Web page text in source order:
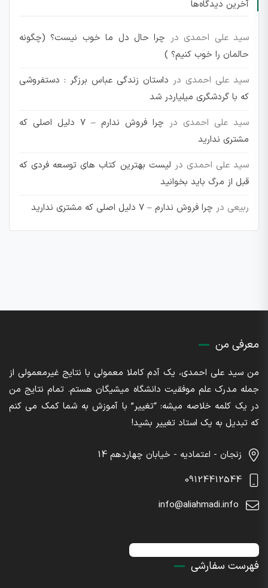
آخرین دیدگاه‌ها
سید علی احمدی در چرا حال دل ما خوب نیست؟ (چگونه
حالمان را خوب کنیم؟ )
سید علی احمدی در داستان زندگی عباس برزگر : دستفروشی
که با گردشگری میلیاردر شد
سید علی احمدی در
چرا فروش ندارم – 7 دلیل اصلی که
مشتری ندارید
سید علی احمدی در لیست بهترین کتاب های توسعه فردی که
قبل از مرگ باید بخوانید
ربیعی در چرا فروش ندارم – 7 دلیل اصلی که مشتری ندارید
معرفی من
من سید علی احمدی، یک آدم کاملا معمولی با نتایج غیرمعمولی از
جمله مدرک علم موفقیت دانشگاه میشیگان هستم. تمام نتایج من
در یک کلمه خلاصه میشه: “تغییر” با آموزش به شما کمک می کنم
که تبدیل به یک استاد تغییر بشید!
زنجان - اعتمادیه - خیابان چهاردهم 14
09124412544
info@aliahmadi.info
فهرست سفارشی